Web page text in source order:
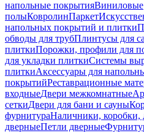
напольные покрытияВиниловые
полыКовролинПаркет
напольных покрытий и плитки
обводы для трубПлинтусы для
плиткиПорожки, профили для
для укладки плиткиСистемы
плиткиАксессуары для
покрытийРеставрационные
входныеДвери межкомнатные
сеткиДвери для бани и сауны
фурнитураНаличники, коробки,
дверныеПетли дверные